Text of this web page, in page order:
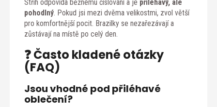
Střih odpovídá běžnému číslování a je přiléhavý, ale
pohodlný . Pokud jsi mezi dvěma velikostmi, zvol větší
pro komfortnější pocit. Brazilky se nezařezávají a
zůstávají na místě po celý den.
❓ Často kladené otázky
(FAQ)
Jsou vhodné pod přiléhavé
oblečení?